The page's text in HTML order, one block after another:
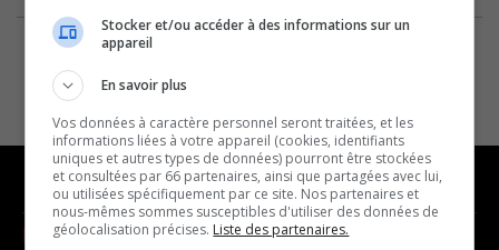
NOUVELLES MUSIQUE
Stocker et/ou accéder à des informations sur un
appareil
En savoir plus
Vos données à caractère personnel seront traitées, et les
informations liées à votre appareil (cookies, identifiants
uniques et autres types de données) pourront être stockées
et consultées par 66 partenaires, ainsi que partagées avec lui,
ou utilisées spécifiquement par ce site. Nos partenaires et
nous-mêmes sommes susceptibles d'utiliser des données de
géolocalisation précises. Liste des partenaires.